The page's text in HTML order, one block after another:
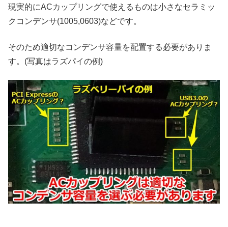
現実的にACカップリングで使えるものは小さなセラミッ
クコンデンサ(1005,0603)などです。
そのため適切なコンデンサ容量を配置する必要がありま
す。(写真はラズパイの例)